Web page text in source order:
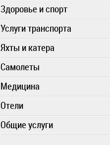
Здоровье и спорт
Услуги транспорта
Яхты и катера
Самолеты
Медицина
Отели
Общие услуги